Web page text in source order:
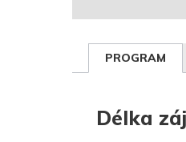
PROGRAM
Délka